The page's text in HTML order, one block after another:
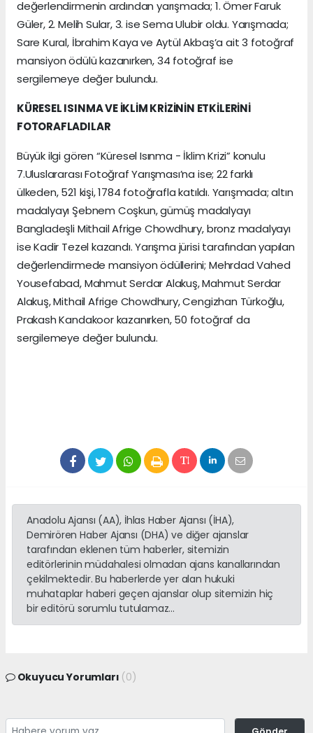
değerlendirmenin ardından yarışmada; 1. Ömer Faruk
Güler, 2. Melih Sular, 3. ise Sema Ulubir oldu. Yarışmada;
Sare Kural, İbrahim Kaya ve Aytül Akbaş’a ait 3 fotoğraf
mansiyon ödülü kazanırken, 34 fotoğraf ise
sergilemeye değer bulundu.
KÜRESEL ISINMA VE İKLİM KRİZİNİN ETKİLERİNİ
FOTORAFLADILAR
Büyük ilgi gören “Küresel Isınma - İklim Krizi” konulu
7.Uluslararası Fotoğraf Yarışması’na ise; 22 farklı
ülkeden, 521 kişi, 1784 fotoğrafla katıldı. Yarışmada; altın
madalyayı Şebnem Coşkun, gümüş madalyayı
Bangladeşli Mithail Afrige Chowdhury, bronz madalyayı
ise Kadir Tezel kazandı. Yarışma jürisi tarafından yapılan
değerlendirmede mansiyon ödüllerini; Mehrdad Vahed
Yousefabad, Mahmut Serdar Alakuş, Mahmut Serdar
Alakuş, Mithail Afrige Chowdhury, Cengizhan Türkoğlu,
Prakash Kandakoor kazanırken, 50 fotoğraf da
sergilemeye değer bulundu.
Anadolu Ajansı (AA), İhlas Haber Ajansı (İHA),
Demirören Haber Ajansı (DHA) ve diğer ajanslar
tarafından eklenen tüm haberler, sitemizin
editörlerinin müdahalesi olmadan ajans kanallarından
çekilmektedir. Bu haberlerde yer alan hukuki
muhataplar haberi geçen ajanslar olup sitemizin hiç
bir editörü sorumlu tutulamaz...
Okuyucu Yorumları (0)